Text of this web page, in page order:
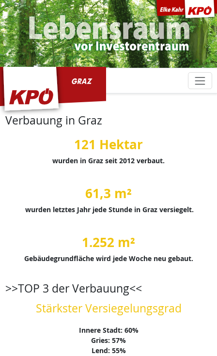
Verbauung in Graz
121 Hektar
wurden in Graz seit 2012 verbaut.
61,3 m²
wurden letztes Jahr jede Stunde in Graz versiegelt.
1.252 m²
Gebäudegrundfläche wird jede Woche neu gebaut.
>>TOP 3 der Verbauung<<
Stärkster Versiegelungsgrad
Innere Stadt: 60%
Gries: 57%
Lend: 55%